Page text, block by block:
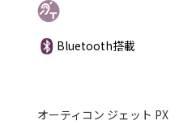
Bluetooth搭載
オーティコン ジェット PX